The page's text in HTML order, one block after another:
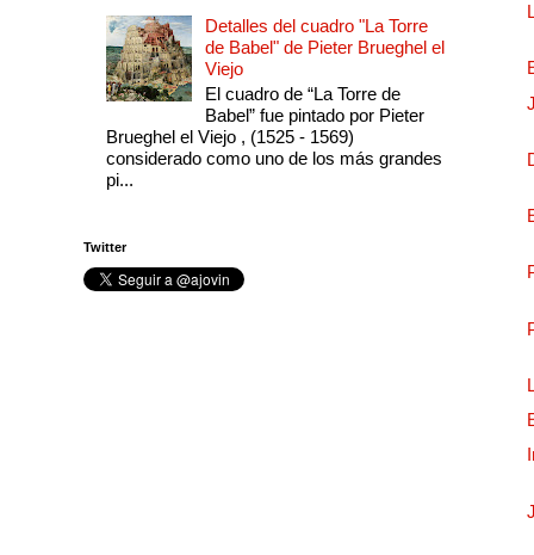
Detalles del cuadro "La Torre
de Babel" de Pieter Brueghel el
Viejo
El cuadro de “La Torre de
Babel” fue pintado por Pieter
Brueghel el Viejo , (1525 - 1569)
considerado como uno de los más grandes
pi...
Twitter